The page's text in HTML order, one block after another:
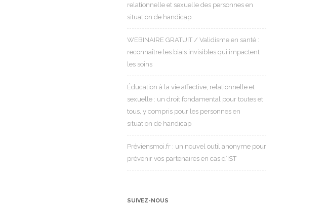
relationnelle et sexuelle des personnes en
situation de handicap.
WEBINAIRE GRATUIT / Validisme en santé :
reconnaître les biais invisibles qui impactent
les soins
Éducation à la vie affective, relationnelle et
sexuelle : un droit fondamental pour toutes et
tous, y compris pour les personnes en
situation de handicap
Préviensmoi.fr : un nouvel outil anonyme pour
prévenir vos partenaires en cas d’IST
SUIVEZ-NOUS